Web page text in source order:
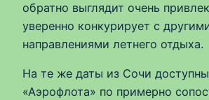
обратно выглядит очень
уверенно конкурирует с
направлениями летнего отдыха.
На те же даты из Сочи
«Аэрофлота» по примерно